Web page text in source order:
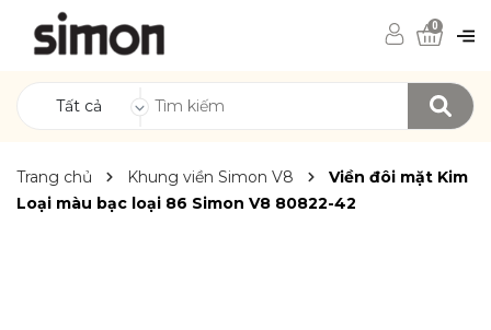
Tất cả
0
Trang chủ Khung viền Simon V8
Viền đôi mặt Kim
Loại màu bạc loại 86 Simon V8 80822-42